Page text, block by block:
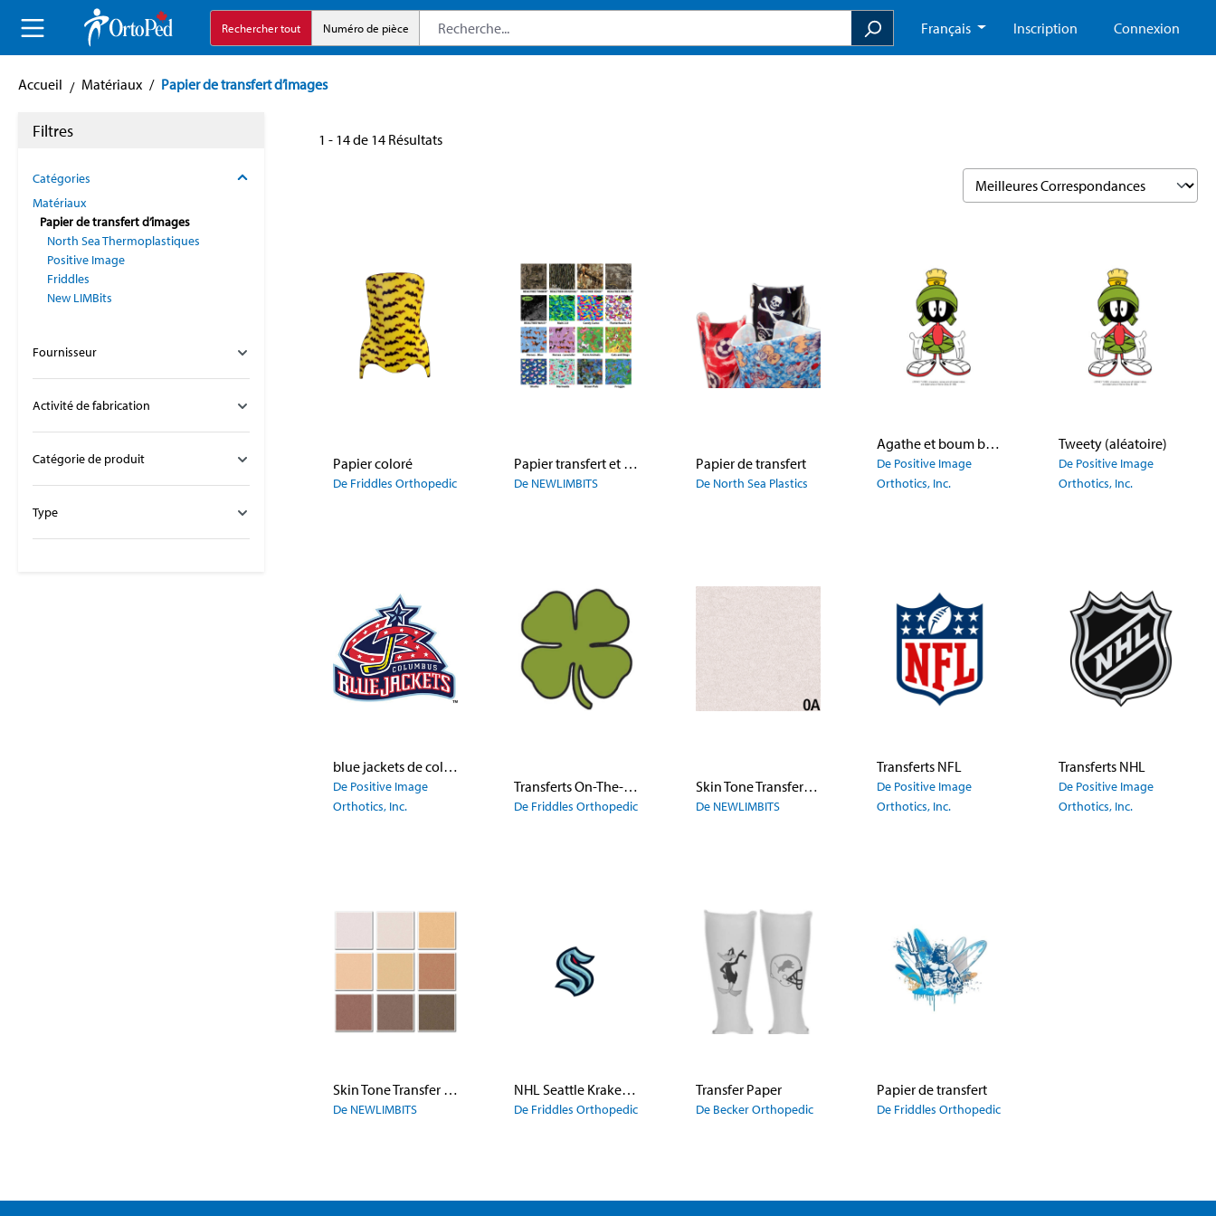
Aller à la navigation principaleRechercher tout Numéro de pièce Français Inscription Connexion
Accueil Matériaux / Papier de transfert d’images
Filtres
Catégories
Matériaux
Papier de transfert d’images
North Sea Thermoplastiques
Positive Image
Friddles
New LIMBits
Fournisseur
Activité de fabrication
Catégorie de produit
Type
1 - 14 de 14 Résultats
Papier coloré
De Friddles Orthopedic
Papier transfert et panneaux de stratification
De NEWLIMBITS
Papier de transfert
De North Sea Plastics
Agathe et boum boum
De Positive Image
Orthotics, Inc.
Tweety (aléatoire)
De Positive Image
Orthotics, Inc.
blue jackets de columbus
De Positive Image
Orthotics, Inc.
Transferts On-The-Spot
De Friddles Orthopedic
Skin Tone Transfers and Panels
De NEWLIMBITS
Transferts NFL
De Positive Image
Orthotics, Inc.
Transferts NHL
De Positive Image
Orthotics, Inc.
Skin Tone Transfer Papers Kit
De NEWLIMBITS
NHL Seattle Kraken Transfer Paper
De Friddles Orthopedic
Transfer Paper
De Becker Orthopedic
Papier de transfert
De Friddles Orthopedic